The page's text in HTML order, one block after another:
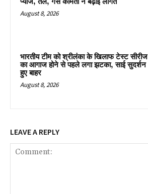
August 8, 2026
भारतीय टीम को श्रीलंका के खिलाफ टेस्ट सीरीज
का आगाज होने से पहले लगा झटका, साई सुदर्शन
हुए बाहर
August 8, 2026
LEAVE A REPLY